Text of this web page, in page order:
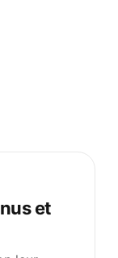
et